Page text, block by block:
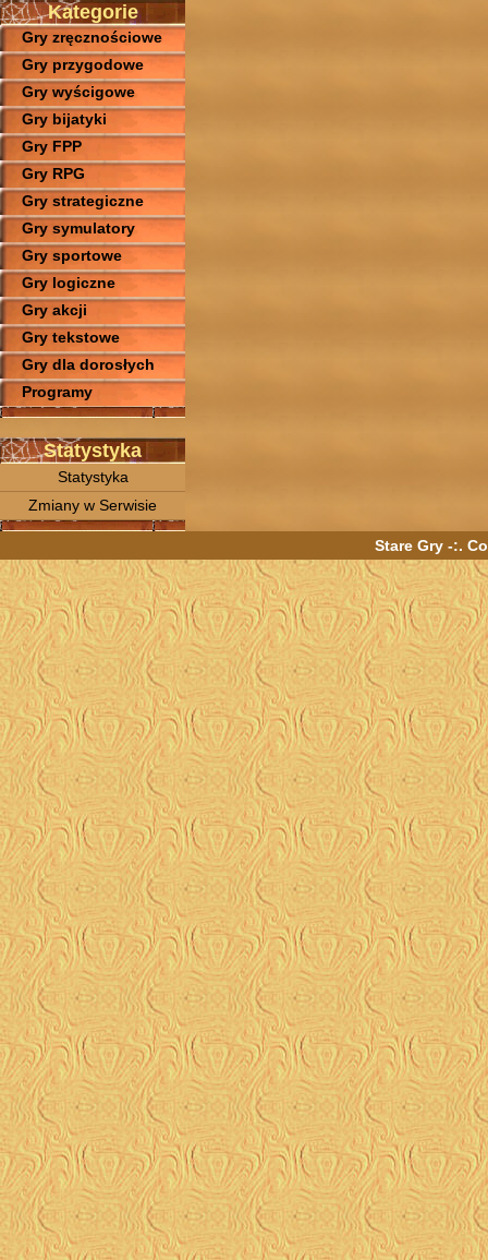
Kategorie
Gry zręcznościowe
Gry przygodowe
Gry wyścigowe
Gry bijatyki
Gry FPP
Gry RPG
Gry strategiczne
Gry symulatory
Gry sportowe
Gry logiczne
Gry akcji
Gry tekstowe
Gry dla dorosłych
Programy
Statystyka
Statystyka
Zmiany w Serwisie
Stare Gry -:.